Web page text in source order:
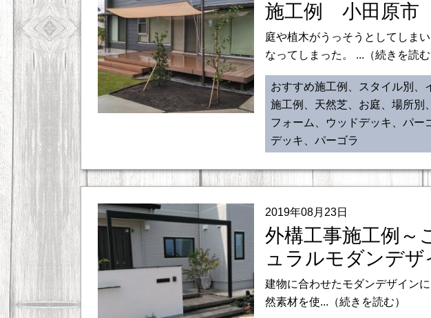
施工例 小田原市
庭や植木がうっそうとしてしま
なってしまった。 ...（続きを読む
おすすめ施工例、スタイル別、
施工例、天然芝、お庭、場所別
フォーム、ウッドデッキ、パー
デッキ、パーゴラ
2019年08月23日
外構工事施工例～
ュラルモダンデ
建物に合わせたモダンデザイン
然素材を使...（続きを読む）